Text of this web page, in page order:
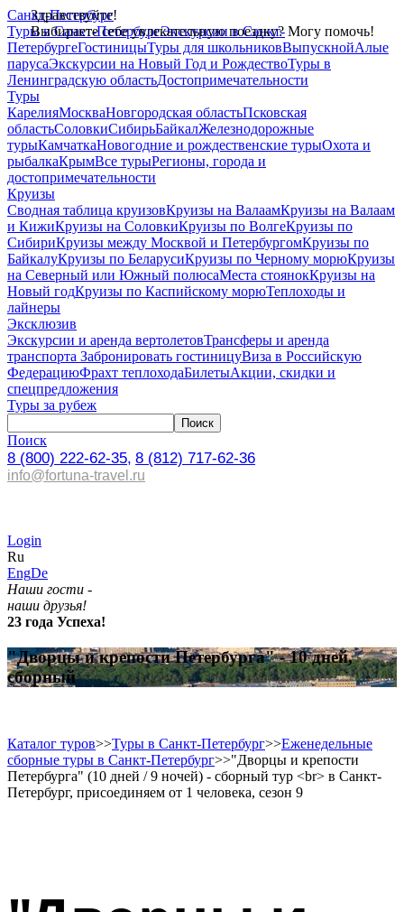
Здравствуйте!
Выбираете себе увлекательную поездку? Могу помочь!
Санкт-Петербург
Туры в Санкт-ПетербургЭкскурсии в Санкт-
ПетербургеГостиницыТуры для школьниковВыпускнойАлые
парусаЭкскурсии на Новый Год и РождествоТуры в
Ленинградскую областьДостопримечательности
Туры
КарелияМоскваНовгородская областьПсковская
областьСоловкиСибирьБайкалЖелезнодорожные
турыКамчаткаНовогодние и рождественские турыОхота и
рыбалкаКрымВсе турыРегионы, города и
достопримечательности
Круизы
Сводная таблица круизовКруизы на ВалаамКруизы на Валаам
и КижиКруизы на СоловкиКруизы по ВолгеКруизы по
СибириКруизы между Москвой и ПетербургомКруизы по
БайкалуКруизы по БеларусиКруизы по Черному морюКруизы
на Северный или Южный полюсаМеста стоянокКруизы на
Новый годКруизы по Каспийскому морюТеплоходы и
лайнеры
Эксклюзив
Экскурсии и аренда вертолетовТрансферы и аренда
транспорта Забронировать гостиницуВиза в Российскую
ФедерациюФрахт теплоходаБилетыАкции, скидки и
спецпредложения
Туры за рубеж
Поиск
8 (800) 222-62-35, 8 (812) 717-62-36
info@fortuna-travel.ru
Login
Ru
EngDe
Наши гости -
наши друзья!
23 года Успеха!
"Дворцы и крепости Петербурга" - 10 дней,
сборный
Каталог туров>>Туры в Санкт-Петербург>>Еженедельные
сборные туры в Санкт-Петербург>>"Дворцы и крепости
Петербурга" (10 дней / 9 ночей) - сборный тур <br> в Санкт-
Петербург, присоединяем от 1 человека, сезон 9